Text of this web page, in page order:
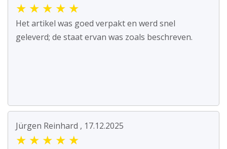
★ ★ ★ ★ ★
Het artikel was goed verpakt en werd snel
geleverd; de staat ervan was zoals beschreven.
Jürgen Reinhard , 17.12.2025
★ ★ ★ ★ ★